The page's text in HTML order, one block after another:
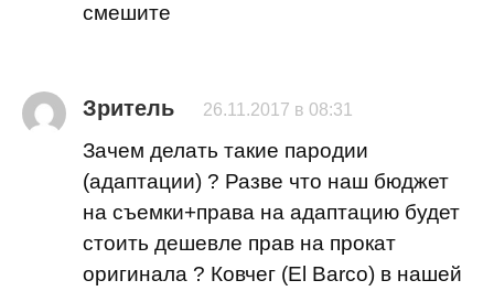
смешите
Зритель 26.11.2017 в 08:31
Зачем делать такие пародии
(адаптации) ? Разве что наш бюджет
на съемки+права на адаптацию будет
стоить дешевле прав на прокат
оригинала ? Ковчег (El Barco) в нашей